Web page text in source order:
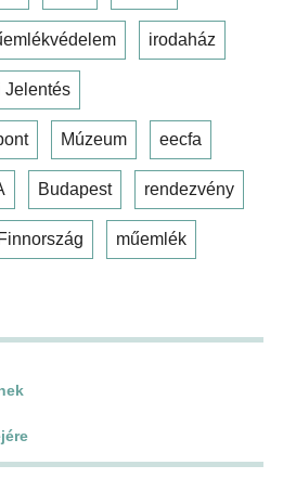
irodaház
Jelentés
Múzeum eecfa
Budapest rendezvény
Finnország műemlék